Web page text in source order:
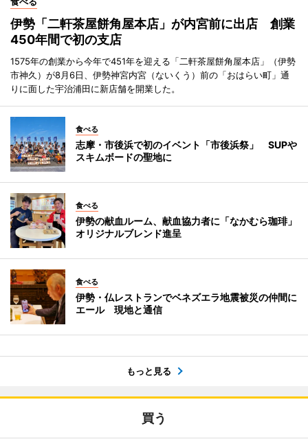
伊勢「二軒茶屋餅角屋本店」が内宮前に出店 創業
450年間で初の支店
1575年の創業から今年で451年を迎える「二軒茶屋餅角屋本店」（伊勢
市神久）が8月6日、伊勢神宮内宮（ないくう）前の「おはらい町」通
りに面した宇治浦田に新店舗を開業した。
食べる
志摩・市後浜で初のイベント「市後浜祭」 SUPや
スキムボードの聖地に
食べる
伊勢の献血ルーム、献血協力者に「なかむら珈琲」
オリジナルブレンド進呈
食べる
伊勢・仏レストランでベネズエラ地震被災の仲間に
エール 現地と通信
もっと見る
買う